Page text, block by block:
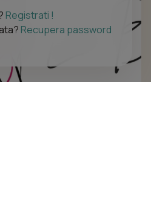
Registrati !
Recupera password